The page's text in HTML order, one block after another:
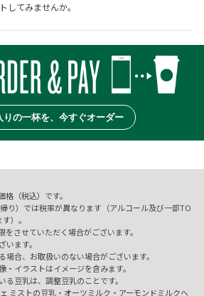
してみませんか。
りの一杯を、今すぐオーダー
（税込）です。
り）では税率が異なります（アルコール及び一部TO
）。
させていただく場合がございます。
ます。
場合、お取扱いのない場合がございます。
イラストはイメージを含みます。
る豆乳は、調整豆乳のことです。
ミストの豆乳・オーツミルク・アーモンドミルクへ